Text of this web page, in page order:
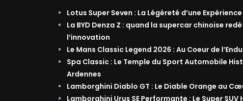
Lotus Super Seven : La Légèreté d’une
La BYD Denza Z : quand la supercar chinoise
l’innovation
Le Mans Classic Legend 2026 : Au Coeur de
Spa Classic : Le Temple du Sport Automobile
Ardennes
Lamborghini Diablo GT : Le Diable Orange au
Lamborghini Urus SE Performante : Le Super